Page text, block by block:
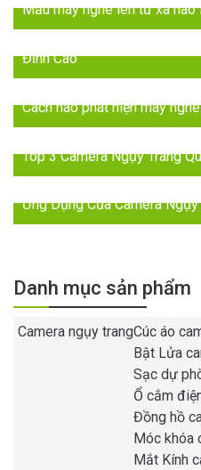
Mẫu máy nghe lén từ xa
Đỉnh Cao
Cách nào phát hiện máy
Top 3 Camera Ngụy Trang
Ứng Dụng Của Camera
Danh mục sản phẩm
Camera ngụy trangCúc áo
Bật Lửa
Sạc dự
Ổ cắm
Đồng hồ
Móc khóa
Mắt Kính